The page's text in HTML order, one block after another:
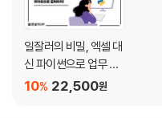
___문자열
___불
2.3 복합 자료형
___리스트
일잘러의 비밀, 엑셀 대
신 파이썬으로 업무 자
동화하기22,500원
10%